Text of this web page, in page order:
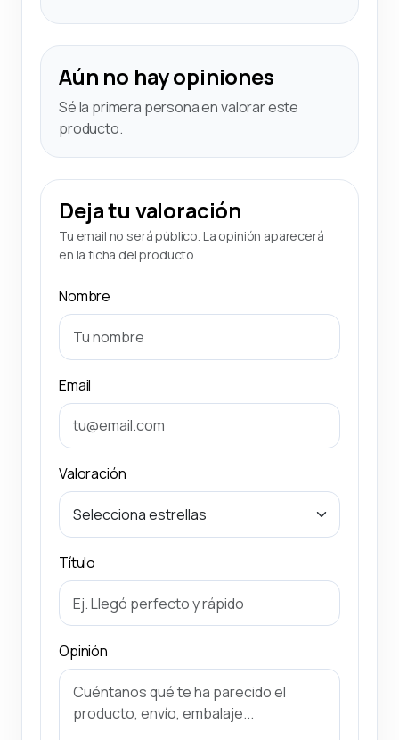
Aún no hay opiniones
Sé la primera persona en valorar este
producto.
Deja tu valoración
Tu email no será público. La opinión aparecerá
en la ficha del producto.
Nombre
Email
Valoración
Título
Opinión